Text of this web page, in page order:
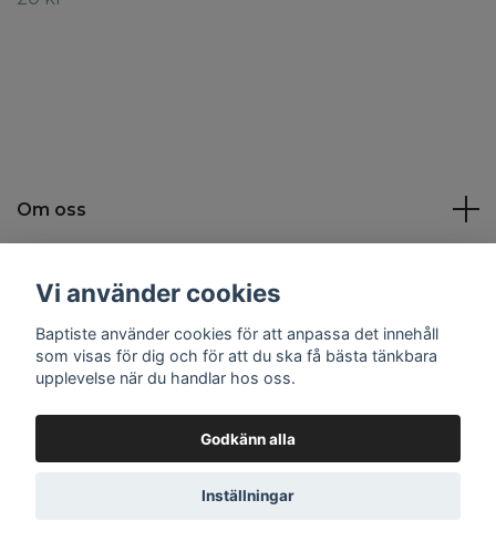
Om oss
Sociala medier
© 2026 Baptiste
Vi använder cookies
Baptiste använder cookies för att anpassa det innehåll
som visas för dig och för att du ska få bästa tänkbara
upplevelse när du handlar hos oss.
Godkänn alla
Inställningar